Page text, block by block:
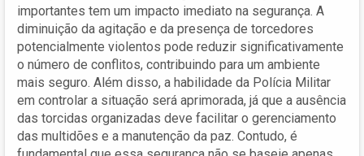
importantes tem um impacto imediato na segurança. A
diminuição da agitação e da presença de torcedores
potencialmente violentos pode reduzir significativamente
o número de conflitos, contribuindo para um ambiente
mais seguro. Além disso, a habilidade da Polícia Militar
em controlar a situação será aprimorada, já que a ausência
das torcidas organizadas deve facilitar o gerenciamento
das multidões e a manutenção da paz. Contudo, é